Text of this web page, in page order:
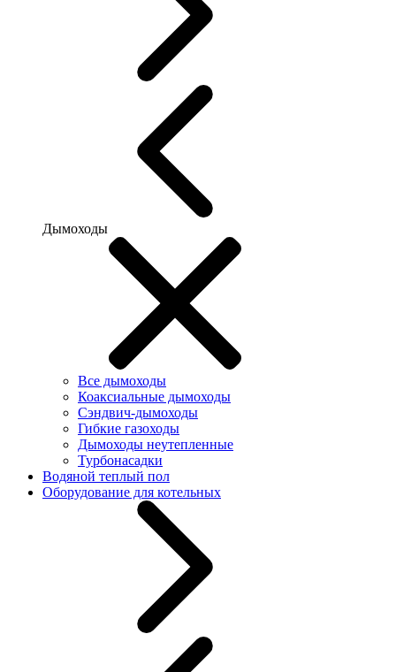
Дымоходы
Все дымоходы
Коаксиальные дымоходы
Сэндвич-дымоходы
Гибкие газоходы
Дымоходы неутепленные
Турбонасадки
Водяной теплый пол
Оборудование для котельных